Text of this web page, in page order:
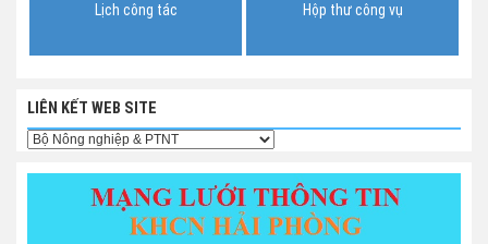
Lịch công tác Hộp thư công vụ
LIÊN KẾT WEB SITE